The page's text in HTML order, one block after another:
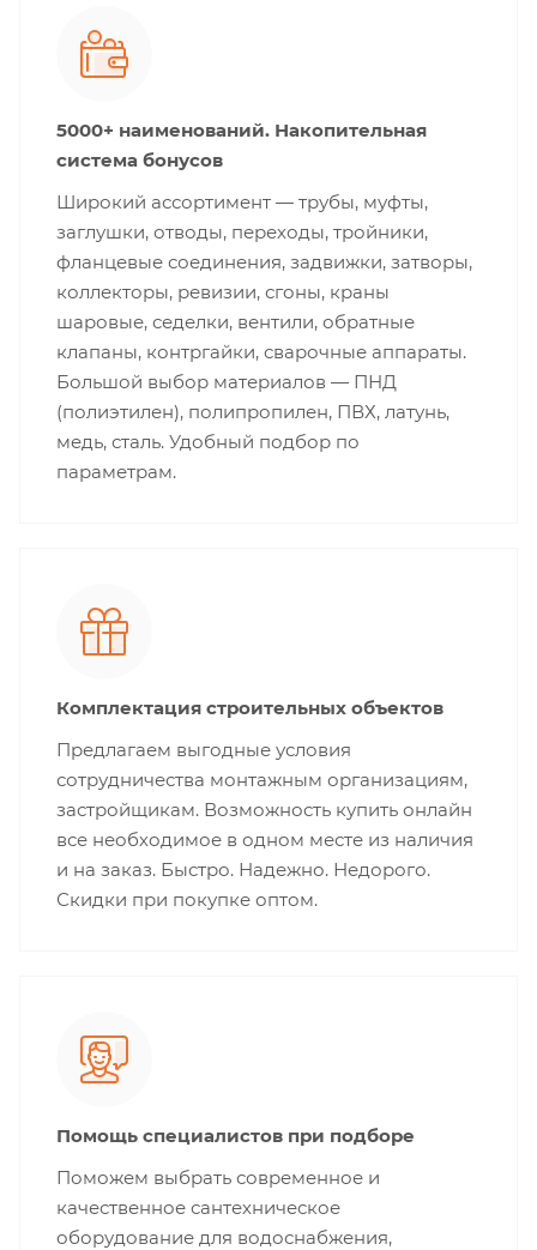
5000+ наименований. Накопительная
система бонусов
Широкий ассортимент — трубы, муфты,
заглушки, отводы, переходы, тройники,
фланцевые соединения, задвижки, затворы,
коллекторы, ревизии, сгоны, краны
шаровые, седелки, вентили, обратные
клапаны, контргайки, сварочные аппараты.
Большой выбор материалов — ПНД
(полиэтилен), полипропилен, ПВХ, латунь,
медь, сталь. Удобный подбор по
параметрам.
Комплектация строительных объектов
Предлагаем выгодные условия
сотрудничества монтажным организациям,
застройщикам. Возможность купить онлайн
все необходимое в одном месте из наличия
и на заказ. Быстро. Надежно. Недорого.
Скидки при покупке оптом.
Помощь специалистов при подборе
Поможем выбрать современное и
качественное сантехническое
оборудование для водоснабжения,